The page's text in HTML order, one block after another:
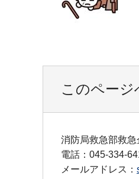
このページ
消防局救急部救急
電話：045-334-
メールアドレス：